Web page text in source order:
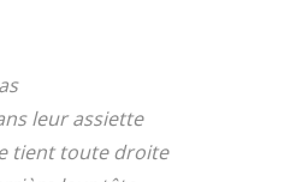
leur assiette
tient toute droite